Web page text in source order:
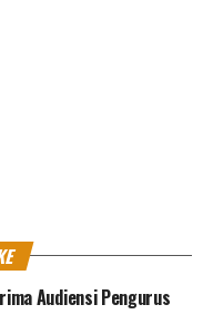
Audiensi Pengurus